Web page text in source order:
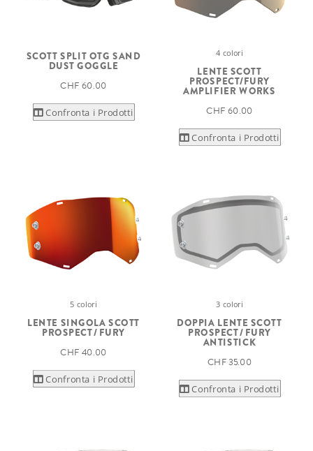
SCOTT SPLIT OTG SAND
DUST GOGGLE
CHF 60.00
Confronta i Prodotti
4 colori
LENTE SCOTT
PROSPECT/FURY
AMPLIFIER WORKS
CHF 60.00
Confronta i Prodotti
5 colori
LENTE SINGOLA SCOTT
PROSPECT / FURY
CHF 40.00
Confronta i Prodotti
3 colori
DOPPIA LENTE SCOTT
PROSPECT / FURY
ANTISTICK
CHF 35.00
Confronta i Prodotti